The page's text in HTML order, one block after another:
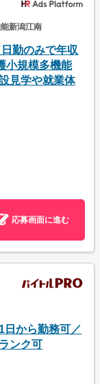
新潟江南
勤のみで年収
小規模多機能
見学や就業体
応募画面に進む
日から勤務可／
ンク可